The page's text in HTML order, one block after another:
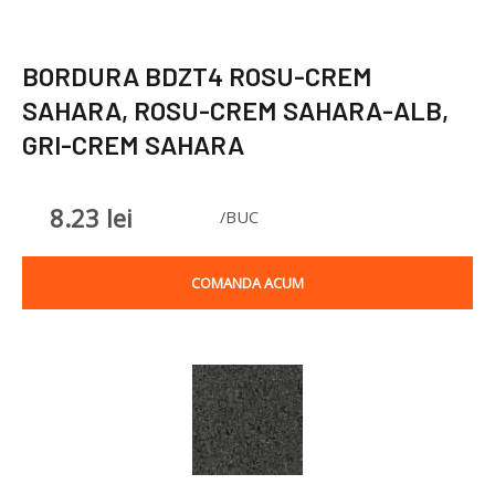
BORDURA BDZT4 ROSU-CREM
SAHARA, ROSU-CREM SAHARA-ALB,
GRI-CREM SAHARA
8.23 lei /BUC
COMANDA ACUM